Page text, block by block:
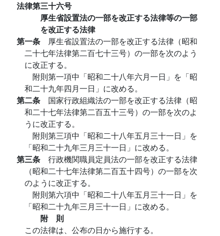
法律第三十六号
厚生省設置法の一部を改正する法律等の一部
を改正する法律
第一条 厚生省設置法の一部を改正する法律（昭和
二十七年法律第二百七十三号）の一部を次のよう
に改正する。
附則第一項中「昭和二十八年六月一日」を「昭
和二十九年四月一日」に改める。
第二条 国家行政組織法の一部を改正する法律（昭
和二十七年法律第二百五十三号）の一部を次のよ
うに改正する。
附則第三項中「昭和二十八年五月三十一日」を
「昭和二十九年三月三十一日」に改める。
第三条 行政機関職員定員法の一部を改正する法律
（昭和二十七年法律第二百五十四号）の一部を次
のように改正する。
附則第六項中「昭和二十八年五月三十一日」を
「昭和二十九年三月三十一日」に改める。
附 則
この法律は、公布の日から施行する。